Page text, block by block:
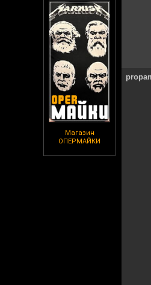
Магазин
ОПЕРМАЙКИ